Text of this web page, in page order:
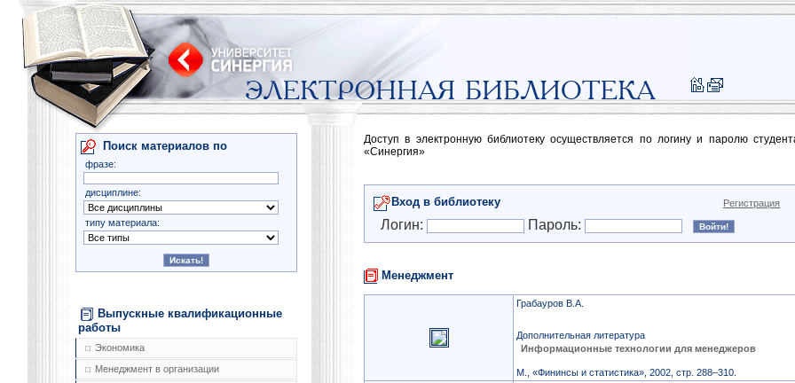
Поиск материалов по
фразе:
дисциплине:
типу материала:
Выпускные квалификационные
работы
Экономика
Менеджмент в организации
Доступ в электронную библиотеку осуществляется по логину и паролю
«Синергия»
Вход в библиотеку Регистрация
Логин: Пароль:
Менеджмент
Грабауров В.А.
Дополнительная литература
Информационные технологии для менеджеров
М., «Фининсы и статистика», 2002, стр. 288–310.